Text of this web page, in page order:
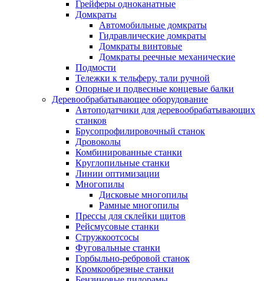
Грейферы одноканатные
Домкраты
Автомобильные домкраты
Гидравлические домкраты
Домкраты винтовые
Домкраты реечные механические
Подмости
Тележки к тельферу, тали ручной
Опорные и подвесные концевые балки
Деревообрабатывающее оборудование
Автоподатчики для деревообрабатывающих
станков
Брусопрофилировочный станок
Дровоколы
Комбинированные станки
Круглопильные станки
Линии оптимизации
Многопилы
Дисковые многопилы
Рамные многопилы
Прессы для склейки щитов
Рейсмусовые станки
Стружкоотсосы
Фуговальные станки
Горбыльно-ребровой станок
Кромкообрезные станки